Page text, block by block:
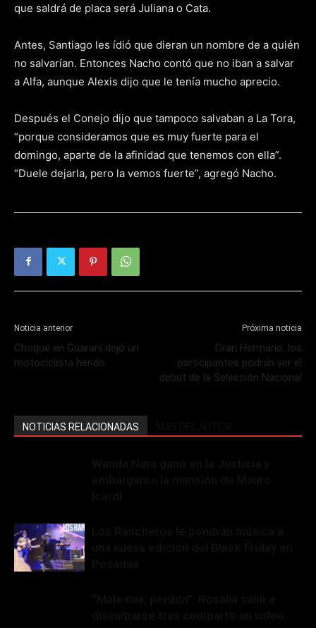
que saldrá de placa será Juliana o Cata.
Antes, Santiago les ídió que dieran un nombre de a quién
no salvarían. Entonces Nacho contó que no iban a salvar
a Alfa, aunque Alexis dijo que le tenía mucho aprecio.
Después el Conejo dijo que tampoco salvaban a La Tora,
“porque consideramos que es muy fuerte para el
domingo, aparte de la afinidad que tenemos con ella”.
“Duele dejarla, pero la vemos fuerte”, agregó Nacho.
Noticia anterior
Choque en Guaraní dejó un
motociclista herido
Próxima noticia
Gran Hermano: los
participantes podrán ver el
debut de la Selección Nacional
NOTICIAS RELACIONADAS